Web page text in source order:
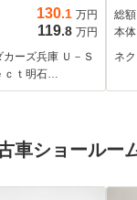
アダプティブ
ズコントロー
DVD スマ
ー1個 シート
り防止装置
130.1 万円
119.8 万円
カーズ兵庫 Ｕ－Ｓ
ｃｔ明石…
ナ
ラ
ト
ー
総額
本体
ネ
車ショールー